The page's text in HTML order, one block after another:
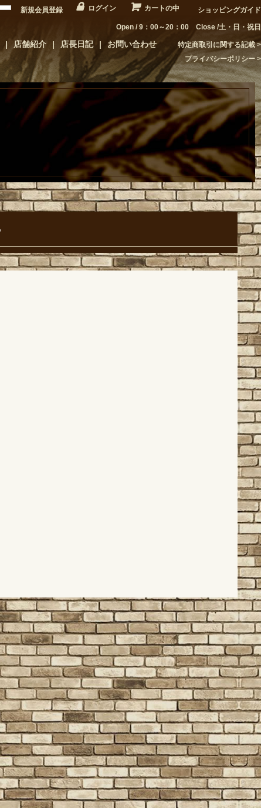
新規会員登録 ログイン カートの中 ショッピングガイド
Open / 9：00～20：00 Close /土・日・祝日
店舗紹介 店長日記 お問い合わせ
特定商取引に関する記載
プライバシーポリシー